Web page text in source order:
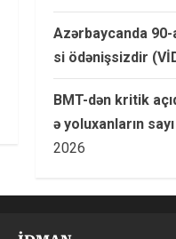
Azərbaycanda 90-
si ödənişsizdir
BMT-dən kritik
ə yoluxanların
2026